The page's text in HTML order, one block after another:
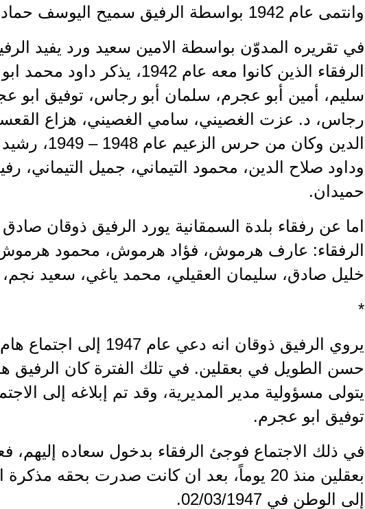
وانتمى عام 1942 بواسطة الرفيق سميح اليوسف حمادة.
في تقريره المدوّن بواسطة الامين سعيد ورد يفيد
الرفقاء الذين كانوا معه عام 1942،
سليم، أمين أبو عجرم، سلمان أبو رجاس، توفيق ابو
رجاس، د. عزت الغصيني، سامي الغصيني، هزاع
الدين وكان من حرس
وداود صلاح الدين، محمود التيماني، جميل التيماني،
حميدان.
اما عن رفقاء بلدة السمقانية يورد الرفيق ذوقان
الرفقاء: عارف هرموش، فؤاد هرموش، محمود
خليل صادق، سليمان العقيلي، محمد ياغي، سعيد
*
يروي الرفيق ذوقان انه دعي
حسن الطويل في بعقلين. في تلك الفترة كان الرفيق
يتولى مسؤولية مدير المديرية، وقد تم إبلاغه إلى
توفيق ابو عجرم.
في ذلك الاجتماع فوجئ الرفقاء بدخول سعاده إليهم،
بعقلين منذ 20 يوماً، بعد ان كانت صدرت بحقه
إلى الوطن في 02/03/1947.